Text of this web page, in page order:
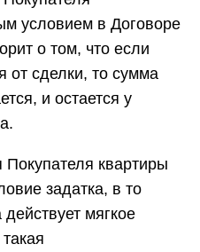
условием в Договоре
о том, что если
от сделки, то сумма
и остается у
Покупателя квартиры
задатка, в то
мягкое